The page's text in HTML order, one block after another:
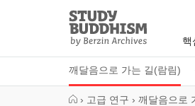
Study
Buddhism
Home
핵
깨달음으로 가는 길(람림)
› 고급 연구 › 깨달음으로